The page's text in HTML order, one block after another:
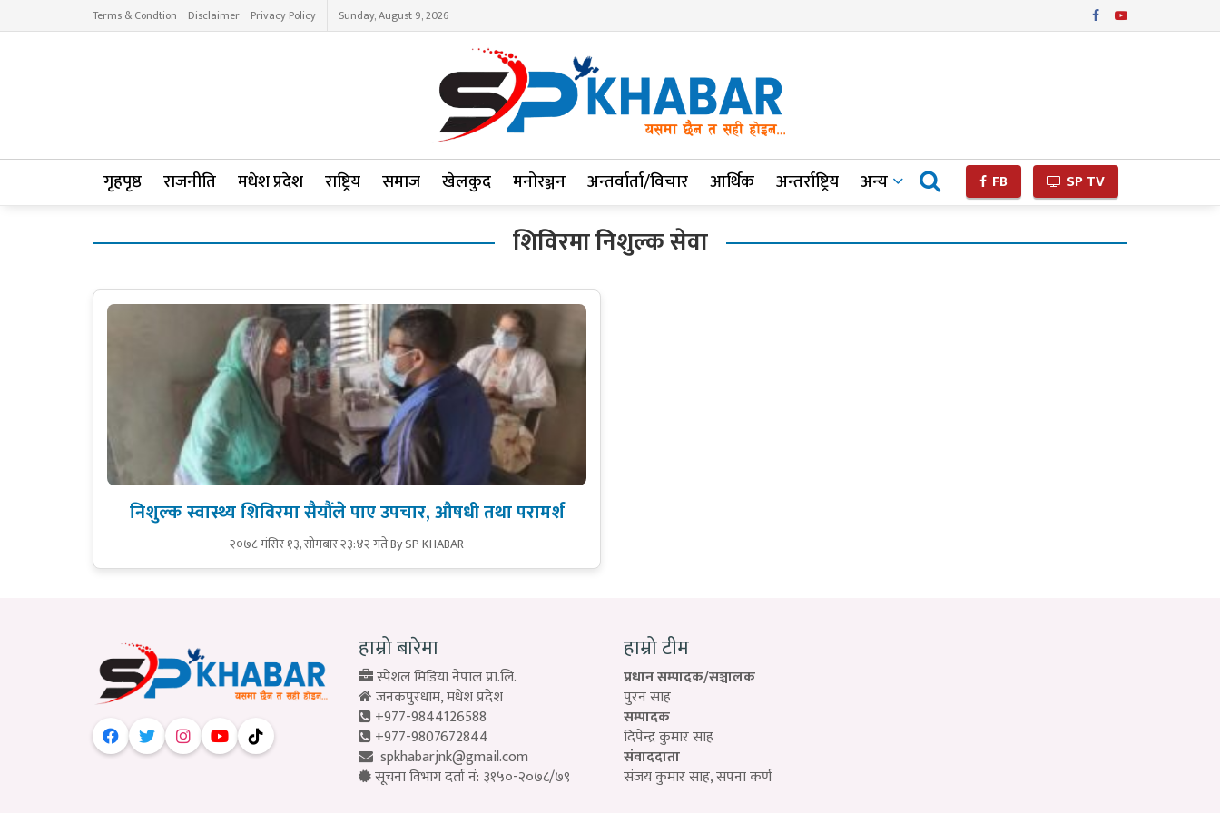
Terms & Condtion Disclaimer Privacy Policy Sunday, August 9, 2026
गृहपृष्ठ राजनीति मधेश प्रदेश राष्ट्रिय समाज खेलकुद मनोरञ्जन अन्तर्वार्ता/विचार आर्थिक अन्तर्राष्ट्रिय अन्य FB SP TV
शिविरमा निशुल्क सेवा
निशुल्क स्वास्थ्य शिविरमा सैयौंले पाए उपचार, औषधी तथा परामर्श
२०७८ मंसिर १३, सोमबार २३:४२ गतेBy SP KHABAR
हाम्रो बारेमा
स्पेशल मिडिया नेपाल प्रा.लि.
जनकपुरधाम, मधेश प्रदेश
+977-9844126588
+977-9807672844
spkhabarjnk@gmail.com
सूचना विभाग दर्ता नं: ३१५०-२०७८/७९
हाम्रो टीम
प्रधान सम्पादक/सञ्चालक
पुरन साह
सम्पादक
दिपेन्द्र कुमार साह
संवाददाता
संजय कुमार साह, सपना कर्ण